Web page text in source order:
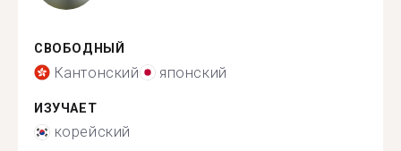
СВОБОДНЫЙ
Кантонский японский
ИЗУЧАЕТ
корейский